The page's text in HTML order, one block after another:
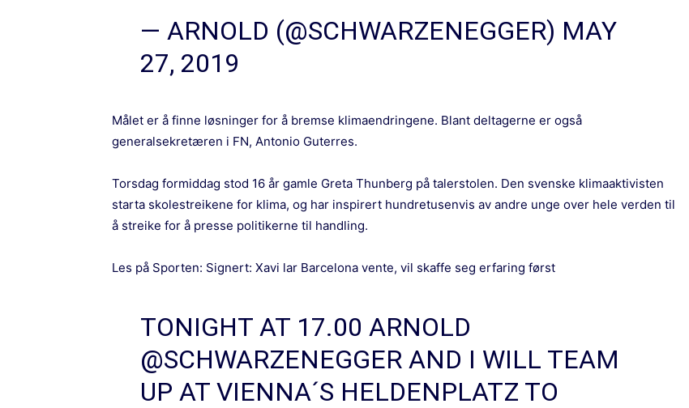
— ARNOLD (@SCHWARZENEGGER) MAY
27, 2019
Målet er å finne løsninger for å bremse klimaendringene. Blant deltagerne er også
generalsekretæren i FN, Antonio Guterres.
Torsdag formiddag stod 16 år gamle Greta Thunberg på talerstolen. Den svenske klimaaktivisten
starta skolestreikene for klima, og har inspirert hundretusenvis av andre unge over hele verden til
å streike for å presse politikerne til handling.
Les på Sporten: Signert: Xavi lar Barcelona vente, vil skaffe seg erfaring først
TONIGHT AT 17.00 ARNOLD
@SCHWARZENEGGERAND I WILL TEAM
UP AT VIENNA´S HELDENPLATZ TO